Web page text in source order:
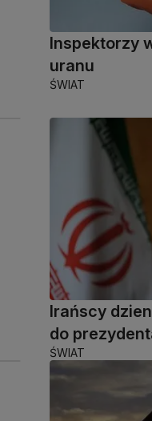
Inspektorzy
uranu
ŚWIAT
Irańscy
do
ŚWIAT